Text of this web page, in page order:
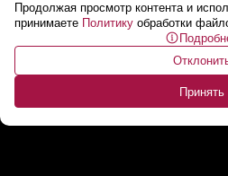
Продолжая просмотр контента и
принимаете Политику обработки
Принять
Сотни жителей Индии
марш в Кашмире...